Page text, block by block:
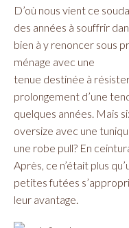
D’où nous vient ce
des années à souffrir
bien à y renoncer sous
ménage avec une
tenue destinée à
prolongement d’une
quelques années. Mais
oversize avec une
une robe pull? En
Après, ce n’était plus
petites futées
leur avantage.